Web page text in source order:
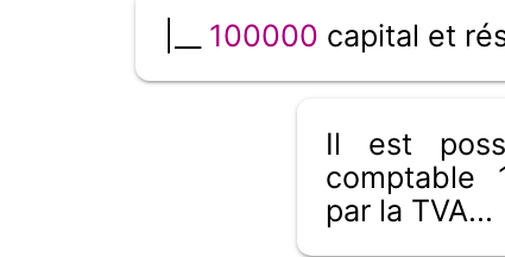
100000 capital et
Il est
comptable
par la TVA...